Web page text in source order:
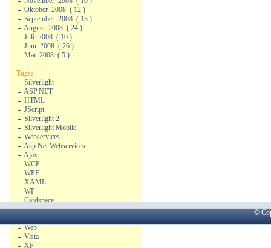
- Oktober 2008 ( 12 )
- September 2008 ( 13 )
- August 2008 ( 24 )
- Juli 2008 ( 10 )
- Juni 2008 ( 26 )
- Mai 2008 ( 5 )
Tags:
- Silverlight
- ASP.NET
- HTML
- JScript
- Silverlight 2
- Silverlight Mobile
- Webservices
- Asp.Net Webservices
- Ajax
- WCF
- WPF
- XAML
- WF
-Cardspace
-.Net
-Web
- Vista
- XP
©